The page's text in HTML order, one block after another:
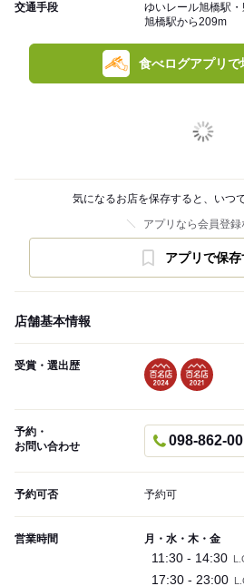
交通手段
ゆいレール旭橋駅
旭橋駅から209m
食べログアプリで
気になるお店を保存すると、いつ
アプリなら会員登録
アプリで保存
店舗基本情報
受賞・選出歴
予約・
お問い合わせ
098-862-
予約可否 予約可
営業時間 月・水・木・金
11:30 - 14:30
17:30 - 23:00